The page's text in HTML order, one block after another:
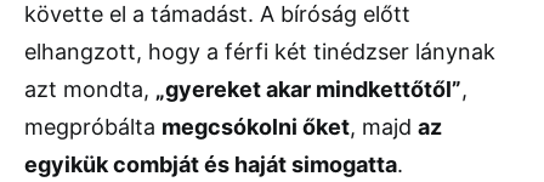
követte el a támadást. A bíróság előtt
elhangzott, hogy a férfi két tinédzser lánynak
azt mondta, „gyereket akar mindkettőtől”,
megpróbálta megcsókolni őket, majd az
egyikük combját és haját simogatta.